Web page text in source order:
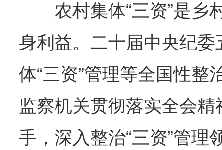
农村集体“三资”是乡
身利益。二十届中央纪
体“三资”管理等全国性整
监察机关贯彻落实全会精
手，深入整治“三资”管理